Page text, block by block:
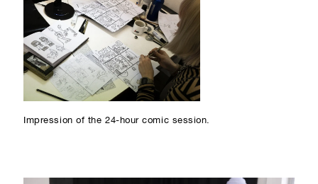
Impression of the 24-hour comic session.